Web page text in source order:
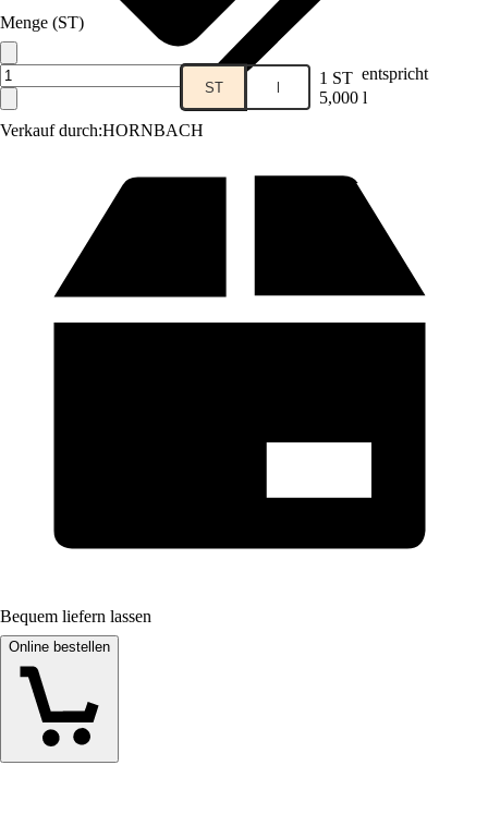
Verkauf durch:HORNBACH
Menge (ST)
ST l 1 ST entspricht
5,000 l
Bequem liefern lassen
Online bestellen